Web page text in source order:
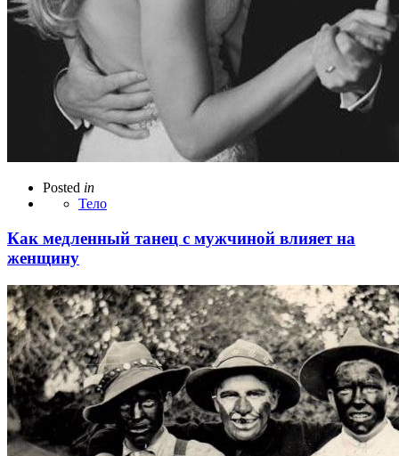
Posted in
Тело
Как медленный танец с мужчиной влияет на
женщину